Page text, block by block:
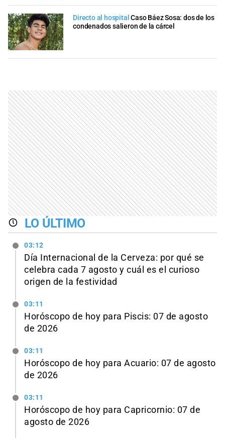
Directo al hospital Caso Báez Sosa: dos de los
condenados salieron de la cárcel
LO ÚLTIMO
03:12
Día Internacional de la Cerveza: por qué se
celebra cada 7 agosto y cuál es el curioso
origen de la festividad
03:11
Horóscopo de hoy para Piscis: 07 de agosto
de 2026
03:11
Horóscopo de hoy para Acuario: 07 de agosto
de 2026
03:11
Horóscopo de hoy para Capricornio: 07 de
agosto de 2026